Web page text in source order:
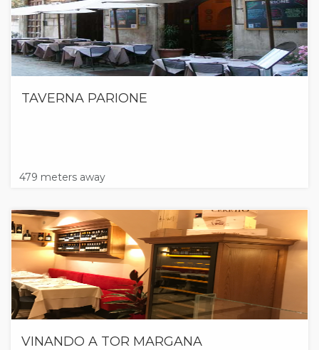
TAVERNA PARIONE
479 meters away
VINANDO A TOR MARGANA